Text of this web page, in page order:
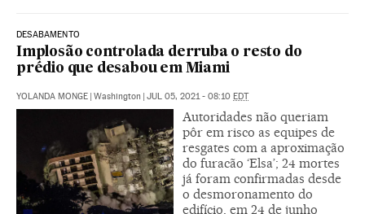
DESABAMENTO
Implosão controlada derruba o resto do
prédio que desabou em Miami
YOLANDA MONGE | Washington | JUL 05, 2021 - 08:10 EDT
Autoridades não queriam
pôr em risco as equipes de
resgates com a aproximação
do furacão ‘Elsa’; 24 mortes
já foram confirmadas desde
o desmoronamento do
edifício, em 24 de junho